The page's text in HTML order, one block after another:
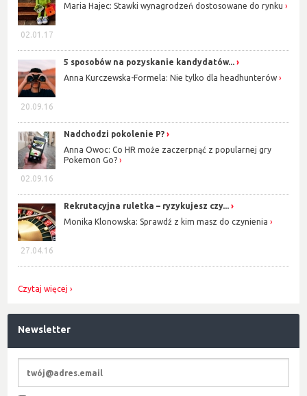
02.01.17
Maria Hajec: Stawki wynagrodzeń dostosowane do rynku
20.09.16
5 sposobów na pozyskanie kandydatów...
Anna Kurczewska-Formela: Nie tylko dla headhunterów
02.09.16
Nadchodzi pokolenie P?
Anna Owoc: Co HR może zaczerpnąć z popularnej gry
Pokemon Go?
27.04.16
Rekrutacyjna ruletka – ryzykujesz czy...
Monika Klonowska: Sprawdź z kim masz do czynienia
Czytaj więcej
Newsletter